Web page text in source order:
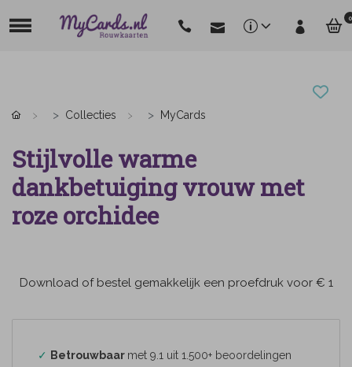
0
Collecties MyCards
Stijlvolle warme
dankbetuiging vrouw met
roze orchidee
Download of bestel gemakkelijk een proefdruk voor € 1
✓ Betrouwbaar met 9.1 uit 1.500+ beoordelingen